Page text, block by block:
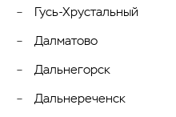
Гусь-Хрустальный
Далматово
Дальнегорск
Дальнереченск